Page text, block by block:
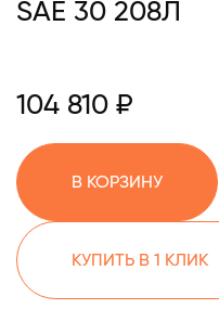
SAE 30 208Л
104 810 ₽
В КОРЗИНУ
КУПИТЬ В 1 КЛИК